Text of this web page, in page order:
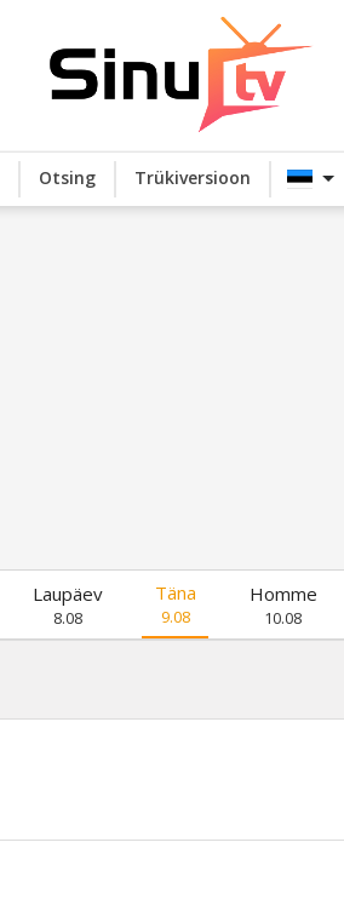
Otsing Trükiversioon
Laupäev
8.08
Täna
9.08
Homme
10.08